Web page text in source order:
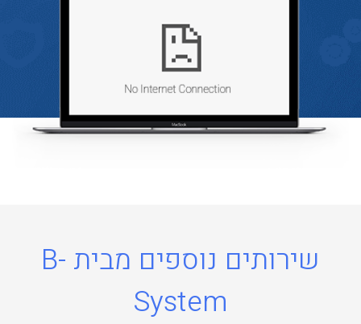
שירותים נוספים מבית B-
System